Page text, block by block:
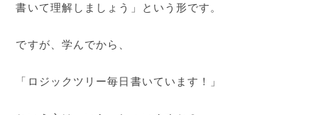
書いて理解しましょう」という形です。
ですが、学んでから、
「ロジックツリー毎日書いています！」